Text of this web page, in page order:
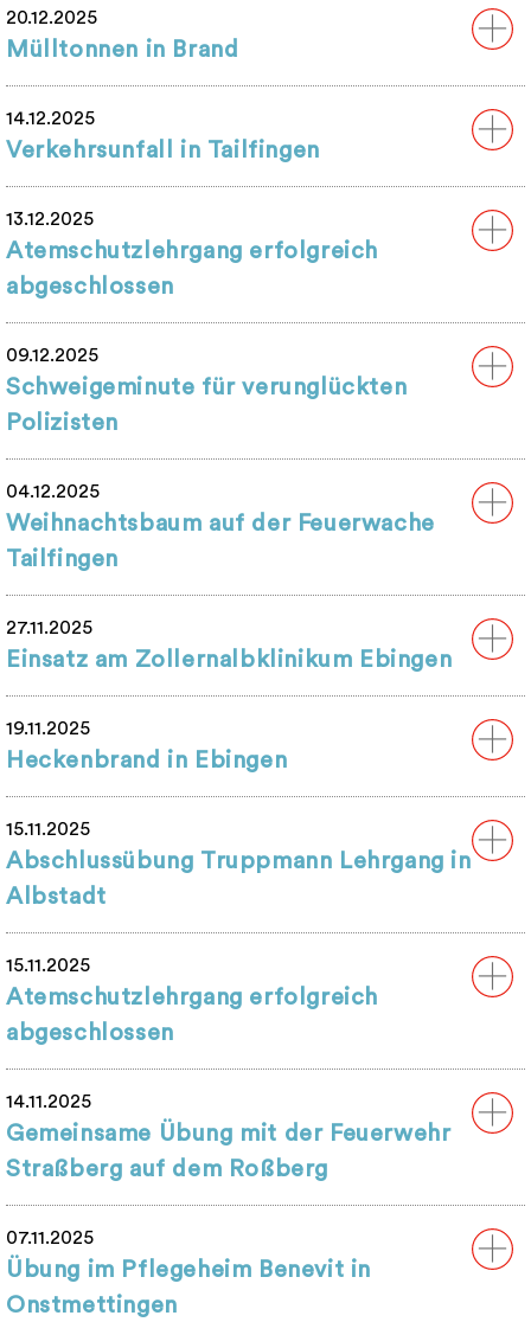
20.12.2025
Mülltonnen in Brand
14.12.2025
Verkehrsunfall in Tailfingen
13.12.2025
Atemschutzlehrgang erfolgreich
abgeschlossen
09.12.2025
Schweigeminute für verunglückten
Polizisten
04.12.2025
Weihnachtsbaum auf der Feuerwache
Tailfingen
27.11.2025
Einsatz am Zollernalbklinikum Ebingen
19.11.2025
Heckenbrand in Ebingen
15.11.2025
Abschlussübung Truppmann Lehrgang in
Albstadt
15.11.2025
Atemschutzlehrgang erfolgreich
abgeschlossen
14.11.2025
Gemeinsame Übung mit der Feuerwehr
Straßberg auf dem Roßberg
07.11.2025
Übung im Pflegeheim Benevit in
Onstmettingen